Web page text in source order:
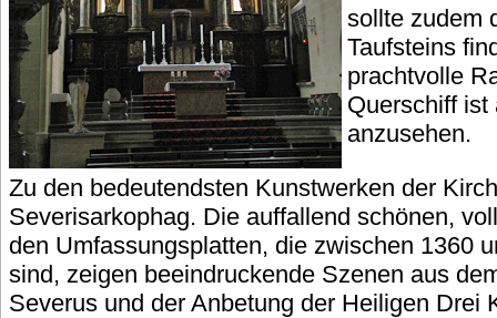
sollte zudem
Taufsteins
prachtvolle
Querschiff ist
anzusehen.
Zu den bedeutendsten Kunstwerken der
Severisarkophag. Die auffallend schönen,
den Umfassungsplatten, die zwischen 1360
sind, zeigen beeindruckende Szenen aus
Severus und der Anbetung der Heiligen Drei